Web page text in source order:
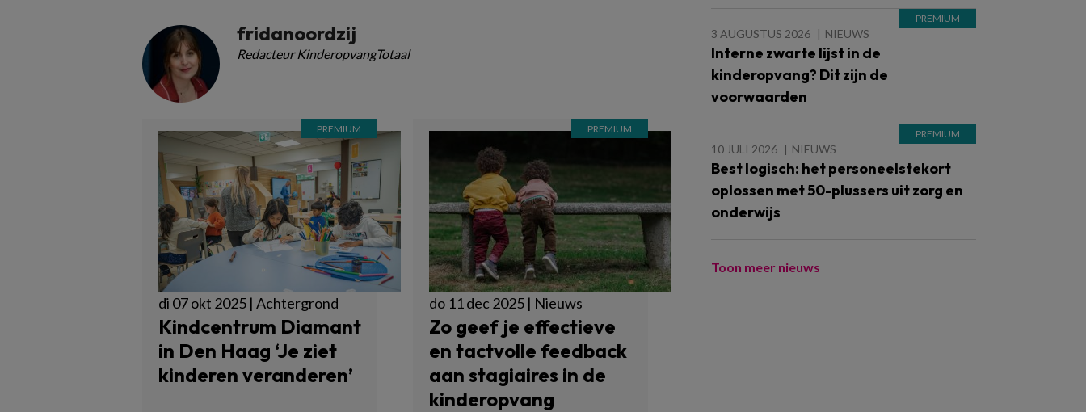
fridanoordzij
Redacteur KinderopvangTotaal
di 07 okt 2025 | Achtergrond
Kindcentrum Diamant
in Den Haag ‘Je ziet
kinderen veranderen’
do 11 dec 2025 | Nieuws
Zo geef je effectieve
en tactvolle feedback
aan stagiaires in de
kinderopvang
3 AUGUSTUS 2026 NIEUWS
Interne zwarte lijst in de
kinderopvang? Dit zijn de
voorwaarden
10 JULI 2026 NIEUWS
Best logisch: het personeelstekort
oplossen met 50-plussers uit zorg en
onderwijs
Toon meer nieuws